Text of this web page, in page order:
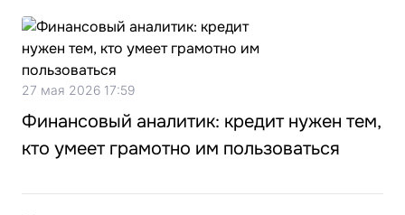
27 мая 2026 17:59
Финансовый аналитик: кредит нужен тем,
кто умеет грамотно им пользоваться